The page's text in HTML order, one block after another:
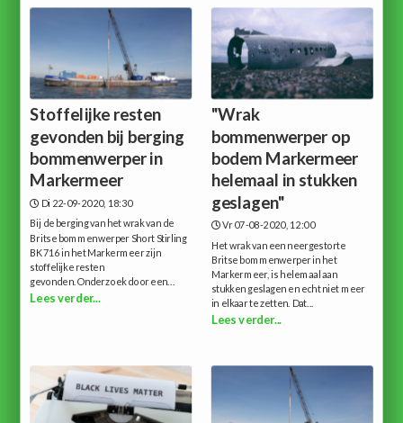
Stoffelijke resten
gevonden bij berging
bommenwerper in
Markermeer
Di 22-09-2020, 18:30
Bij de berging van het wrak van de
Britse bommenwerper Short Stirling
BK716 in het Markermeer zijn
stoffelijke resten
gevonden.Onderzoek door een...
Lees verder...
"Wrak
bommenwerper op
bodem Markermeer
helemaal in stukken
geslagen"
Vr 07-08-2020, 12:00
Het wrak van een neergestorte
Britse bommenwerper in het
Markermeer, is helemaal aan
stukken geslagen en echt niet meer
in elkaar te zetten. Dat...
Lees verder...